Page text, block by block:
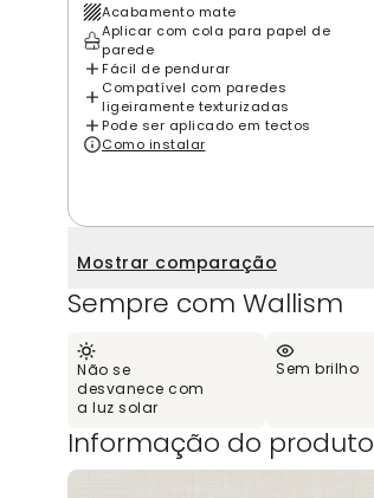
Acabamento mate
Aplicar com cola para papel de
parede
Fácil de pendurar
Compatível com paredes
ligeiramente texturizadas
Pode ser aplicado em tectos
Como instalar
Mostrar comparação
Sempre com Wallism
Não se
desvanece com
a luz solar
Sem brilho
Informação do produto